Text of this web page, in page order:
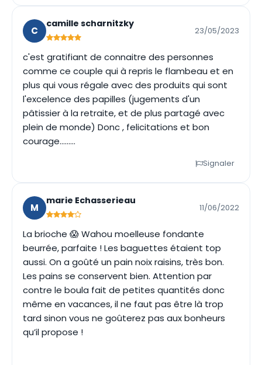
C
camille scharnitzky
23/05/2023
c'est gratifiant de connaitre des personnes
comme ce couple qui à repris le flambeau et en
plus qui vous régale avec des produits qui sont
l'excelence des papilles (jugements d'un
pâtissier à la retraite, et de plus partagé avec
plein de monde) Donc , felicitations et bon
courage.........
Signaler
M
marie Echasserieau
11/06/2022
La brioche 😱 Wahou moelleuse fondante
beurrée, parfaite ! Les baguettes étaient top
aussi. On a goûté un pain noix raisins, très bon.
Les pains se conservent bien. Attention par
contre le boula fait de petites quantités donc
même en vacances, il ne faut pas être là trop
tard sinon vous ne goûterez pas aux bonheurs
qu’il propose !